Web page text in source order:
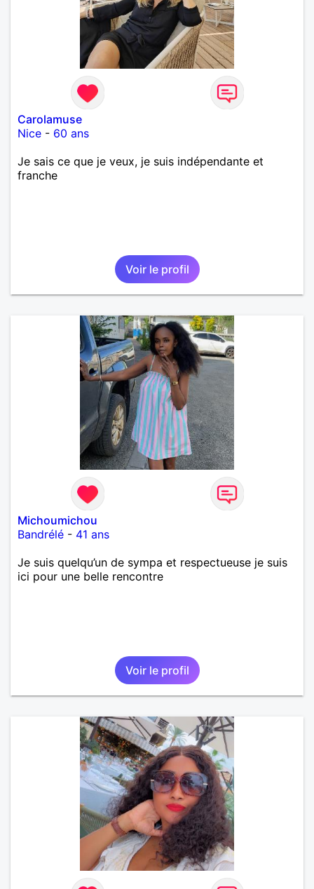
Carolamuse
Nice - 60 ans
Je sais ce que je veux, je suis indépendante et
franche
Voir le profil
Michoumichou
Bandrélé - 41 ans
Je suis quelqu’un de sympa et respectueuse je suis
ici pour une belle rencontre
Voir le profil